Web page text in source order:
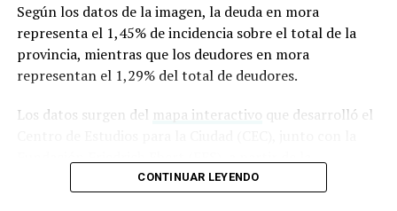
Según los datos de la imagen, la deuda en mora
representa el 1,45% de incidencia sobre el total de la
provincia, mientras que los deudores en mora
representan el 1,29% del total de deudores.
Los datos surgen del mapa interactivo que desarrolló el
información de la Central de Deudores del Banco
Central de la República Argentina (BCRA).
CONTINUAR LEYENDO